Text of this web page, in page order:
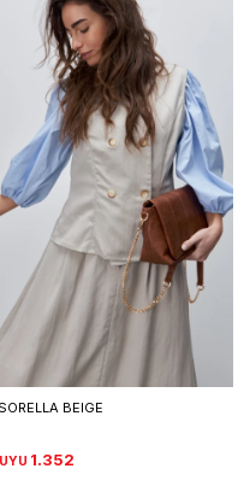
Seleccionar talle
BEIGE
UYU 1.352